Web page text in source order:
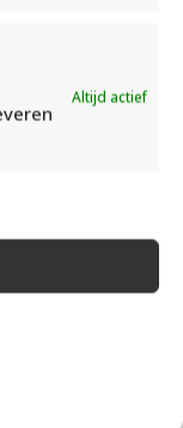
Altijd actief